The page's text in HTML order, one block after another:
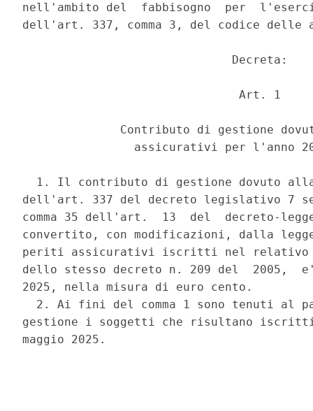
nell'ambito del  fabbisogno  per
dell'art. 337, comma 3, del codice
                              Decreta:
                               Art. 1
Contributo di gestione
assicurativi per l'anno
1. Il contributo di gestione dovuto
dell'art. 337 del decreto legislativo 7
comma 35 dell'art.  13  del  decreto-
convertito, con modificazioni, dalla
periti assicurativi iscritti nel
dello stesso decreto n. 209 del  2005,
2025, nella misura di euro cento.
2. Ai fini del comma 1 sono tenuti al
gestione i soggetti che risultano